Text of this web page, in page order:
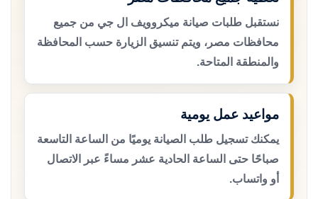
نستقبل طلبات صيانة ميكروويف ال جي من جميع
محافظات مصر، ويتم تنسيق الزيارة حسب المحافظة
والمنطقة المتاحة.
مواعيد عمل يومية
يمكنك تسجيل طلب الصيانة يوميًا من الساعة التاسعة
صباحًا حتى الساعة الحادية عشر مساءً عبر الاتصال
أو واتساب.